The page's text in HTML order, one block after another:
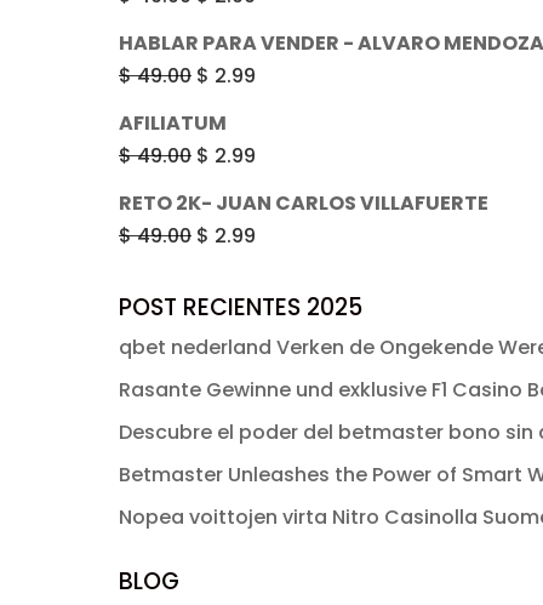
era:
$ 49.00.$ 2.99.
original
era:
$ 49.00.
HABLAR PARA VENDER - ALVARO MENDOZA
$49.00 El
original
era:
$ 49.00.
$ 2.99
$ 2.99.
AFILIATUM
$49.00 El
original
era:
$ 2.99
RETO 2K- JUAN CARLOS VILLAFUERTE
$49.00 El
original
era:
$ 2.99
actual
es:
POST RECIENTES 2025
qbet nederland Verken de Ongekende
Rasante Gewinne und exklusive F1 Casino
Descubre el poder del betmaster bono
Betmaster Unleashes the Power of Smart
Nopea voittojen virta Nitro Casinolla
BLOG